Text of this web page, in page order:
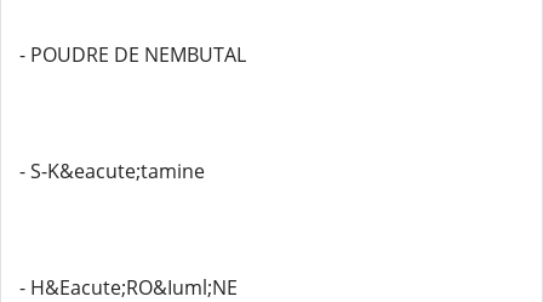
- POUDRE DE NEMBUTAL
- S-K&eacute;tamine
- H&Eacute;RO&Iuml;NE